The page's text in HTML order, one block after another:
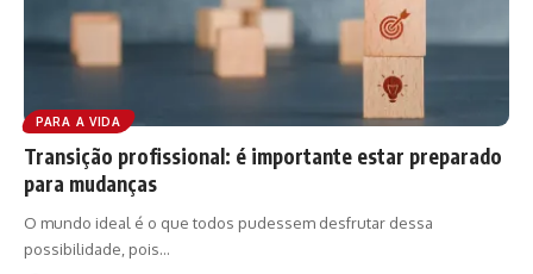
PARA A VIDA
Transição profissional: é importante estar preparado
para mudanças
O mundo ideal é o que todos pudessem desfrutar dessa
possibilidade, pois…